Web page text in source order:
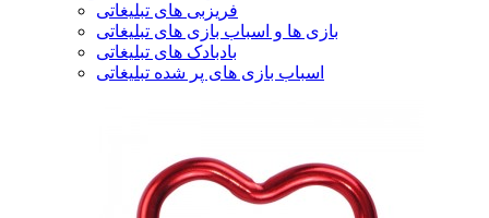
فریزبی های تبلیغاتی
بازی ها و اسباب بازی های تبلیغاتی
بادبادک های تبلیغاتی
اسباب بازی های پر شده تبلیغاتی